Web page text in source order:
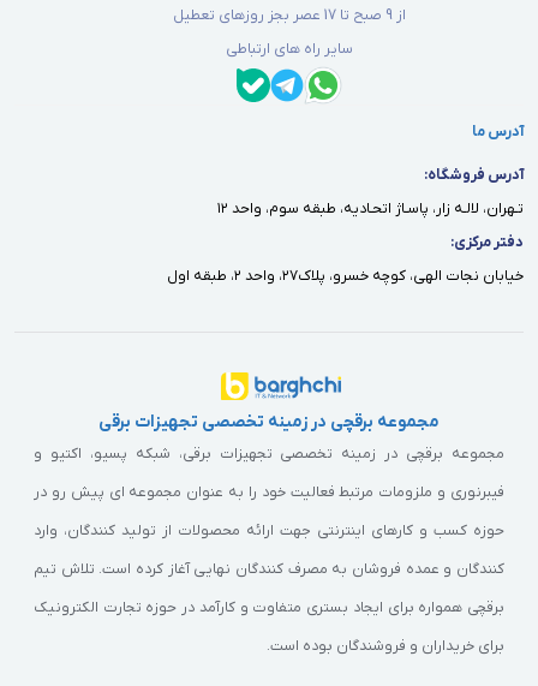
از 9 صبح تا 17 عصر بجز روزهای تعطیل
سایر راه های ارتباطی
آدرس ما
آدرس فروشگاه:
تـهران، لالـه زار، پاسـاژ اتحـاديه، طبقه سوم، واحد ١٢
دفتر مركزى:
خيابان نجات الهى، كوچه خسرو، پلاك٢٧، واحد ٢، طبقه اول
مجموعه برقچی در زمینه تخصصی تجهیزات برقی
مجموعه برقچی در زمینه تخصصی تجهیزات برقی، شبکه پسیو، اکتیو و
فیبرنوری و ملزومات مرتبط فعالیت خود را به عنوان مجموعه ای پیش رو در
حوزه کسب و کارهای اینترنتی جهت ارائه محصولات از تولید کنندگان، وارد
کنندگان و عمده فروشان به مصرف کنندگان نهایی آغاز کرده است. تلاش تیم
برقچی همواره برای ایجاد بستری متفاوت و کارآمد در حوزه تجارت الکترونیک
برای خریداران و فروشندگان بوده است.